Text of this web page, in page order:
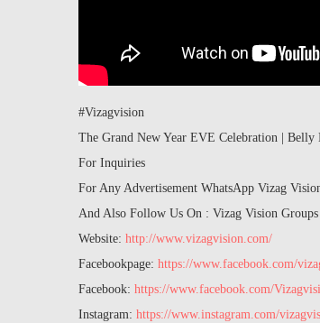
#Vizagvision
The Grand New Year EVE Celebration | Belly
For Inquiries
For Any Advertisement WhatsApp Vizag
And Also Follow Us On : Vizag Vision Groups
Website: http://www.vizagvision.com/
Facebookpage: https://www.facebook.com/
Facebook: https://www.facebook.com/
Instagram: https://www.instagram.com/